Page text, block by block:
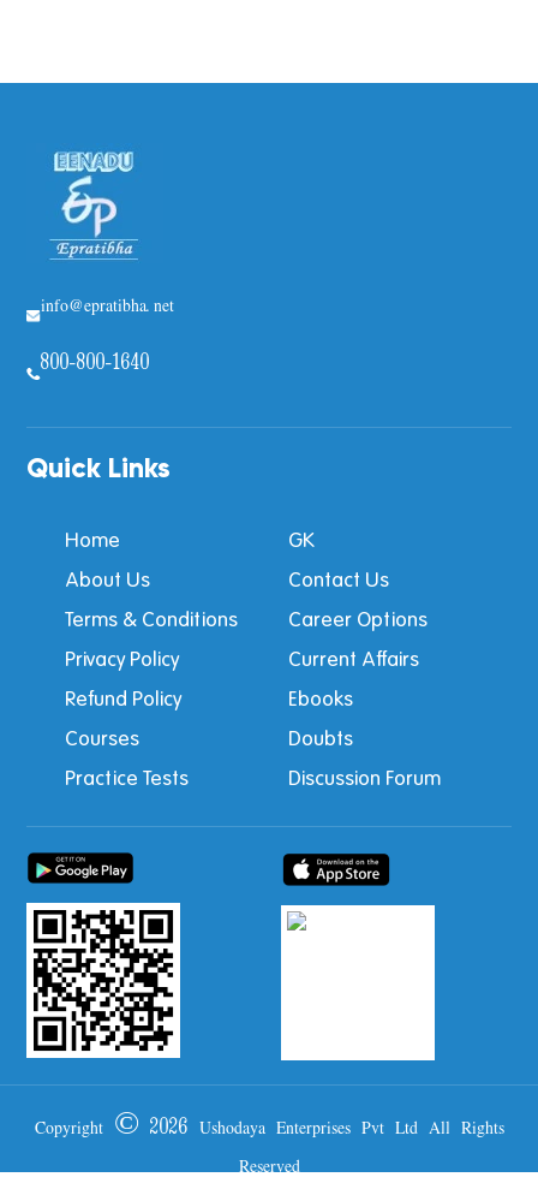
info@epratibha.net
800-800-1640
Quick Links
Home
GK
About Us
Contact Us
Terms & Conditions
Career Options
Privacy Policy
Current Affairs
Refund Policy
Ebooks
Courses
Doubts
Practice Tests
Discussion Forum
Copyright © 2026 Ushodaya Enterprises Pvt Ltd All Rights
Reserved